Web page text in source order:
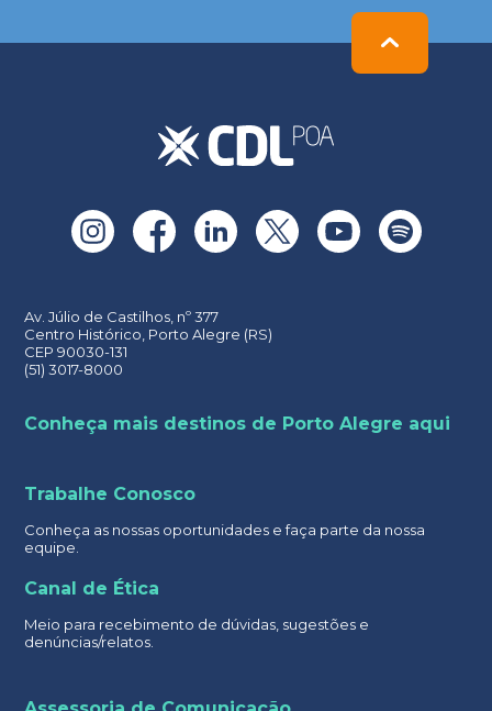
field
Av. Júlio de Castilhos, nº 377
Centro Histórico, Porto Alegre (RS)
CEP 90030-131
(51) 3017-8000
Conheça mais destinos de Porto Alegre aqui
Trabalhe Conosco
Conheça as nossas oportunidades e faça parte da nossa
equipe.
Canal de Ética
Meio para recebimento de dúvidas, sugestões e
denúncias/relatos.